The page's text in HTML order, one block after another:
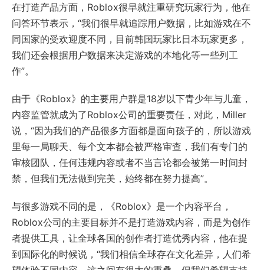
在打造产品方面，Roblox很早就注重研究玩家行为，他在
问答环节表示，“我们很早就追踪用户数据，比如游戏在不
同国家的受欢迎度不同，目前韩国玩家比日本玩家更多，
我们还会根据用户数据来决定游戏的本地化等一些列工
作”。
由于《Roblox》的主要用户群是18岁以下青少年与儿童，
内容监管就成为了Roblox公司的重要责任，对此，Miller
说，“因为我们的产品很多方面都是面向孩子的，所以游戏
里每一局聊天、每个文本都会被严格审查，我们有专门的
审核团队，任何违规内容或者不当言论都会被第一时间封
禁，但我们无法做到完美，始终都在努力提高”。
与很多游戏不同的是，《Roblox》是一个内容平台，
Roblox公司的主要目标并不是打造游戏内容，而是为创作
者提供工具，让全球各国的创作者打造优秀内容，他在提
到国际化的时候说，“我们相信全球存在文化差异，人们希